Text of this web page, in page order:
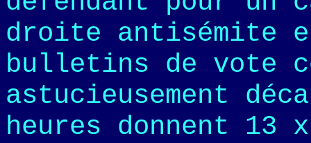
droite antisémite
bulletins de vote
astucieusement
heures donnent 13